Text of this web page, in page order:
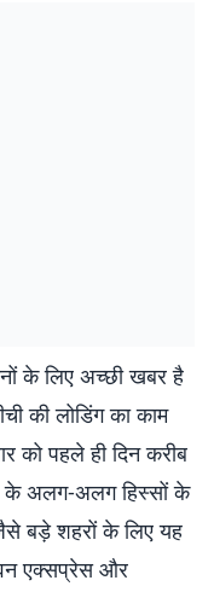
के लिए अच्छी खबर है
की लोडिंग का काम
को पहले ही दिन करीब
के अलग-अलग हिस्सों के
बड़े शहरों के लिए यह
एक्सप्रेस और